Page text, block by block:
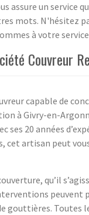
assure un service
mots. N'hésitez
à votre
Couvreur
capable de
à Givry-en-
ses 20 années
cet artisan peut
qu’il
peuvent
gouttières. Toutes